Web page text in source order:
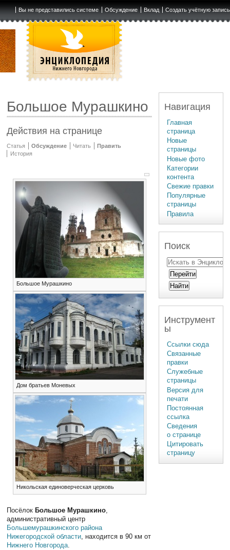
Вы не представились системе Обсуждение Вклад Создать учётную запись
Большое Мурашкино
Действия на странице
Статья Обсуждение Читать
Править
История
Большое Мурашкино
Дом братьев Моневых
Никольская единоверческая церковь
Посёлок Большое Мурашкино,
административный центр
Большемурашкинского района
Нижегородской области, находится в 90 км от
Нижнего Новгорода.
Навигация
Главная
страница
Новые
страницы
Новые фото
Категории
контента
Свежие правки
Популярные
страницы
Правила
Поиск
Инструмент
ы
Ссылки сюда
Связанные
правки
Служебные
страницы
Версия для
печати
Постоянная
ссылка
Сведения
о странице
Цитировать
страницу